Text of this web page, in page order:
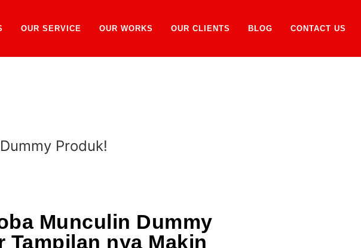
OUR SERVICE OUR WORKS OUR CLIENTS BLOG CONTACT US
Produk!
Munculin Dummy
Tampilan nya Makin